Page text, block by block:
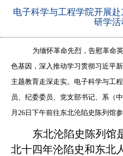
电子科学与工程学院开展
研学活
为缅怀革命先烈，告慰革命
色基因，深入推动学习贯彻习近平
主题教育走深走实。电子科学与工
员、纪委委员、党支部书记、系（
月 26 日下午前往东北沦陷史陈列馆参
东北沦陷史陈列馆
北十四年沦陷史和东北